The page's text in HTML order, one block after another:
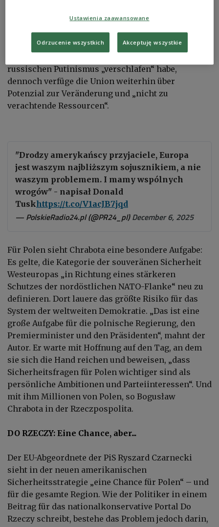
letzten 80 Jahren so. Wir müssen daran festhalten,
denn das ist die einzig vernünftige Strategie für
unsere gemeinsame Sicherheit.“ Die Verfasser der
russischen Putinismus „verschlafen“ habe,
dennoch verfüge die Union weiterhin über
Potenzial zur Veränderung und „nicht zu
verachtende Ressourcen“.
"Drodzy amerykańscy przyjaciele, Europa
jest waszym najbliższym sojusznikiem, a nie
waszym problemem. I mamy wspólnych
wrogów" - napisał Donald
Tuskhttps://t.co/V1acJB7jqd
— PolskieRadio24.pl (@PR24_pl)December 6, 2025
Für Polen sieht Chrabota eine besondere Aufgabe:
Es gelte, die Kategorie der souveränen Sicherheit
Westeuropas „in Richtung eines stärkeren
Schutzes der nordöstlichen NATO-Flanke“ neu zu
definieren. Dort lauere das größte Risiko für das
System der weltweiten Demokratie. „Das ist eine
große Aufgabe für die polnische Regierung, den
Premierminister und den Präsidenten“, mahnt der
Autor. Er warte mit Hoffnung auf den Tag, an dem
sie sich die Hand reichen und beweisen, „dass
Sicherheitsfragen für Polen wichtiger sind als
persönliche Ambitionen und Parteiinteressen“. Und
mit ihm Millionen von Polen, so Bogusław
Chrabota in der Rzeczpospolita.
DO RZECZY: Eine Chance, aber...
Der EU-Abgeordnete der PiS Ryszard Czarnecki
sieht in der neuen amerikanischen
Sicherheitsstrategie „eine Chance für Polen“ – und
für die gesamte Region. Wie der Politiker in einem
Beitrag für das nationalkonservative Portal Do
Rzeczy schreibt, bestehe das Problem jedoch darin,
Ustawienia zaawansowane
Odrzucenie wszystkich Akceptuję wszystkie